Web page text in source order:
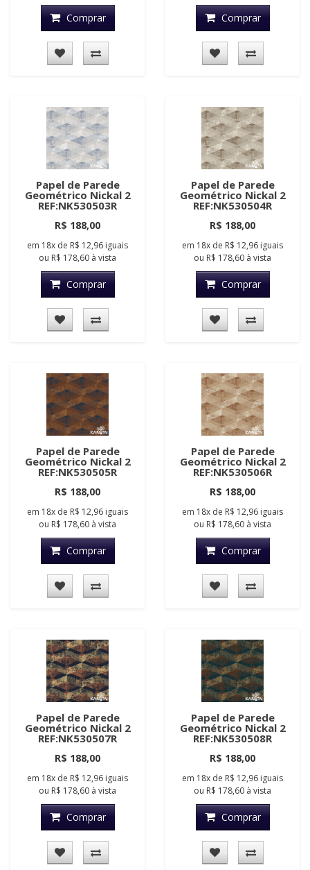
Comprar Comprar
Papel de Parede
Geométrico Nickal 2
REF:NK530503R
R$ 188,00
em 18x de R$ 12,96 iguais
ou R$ 178,60 à vista
Comprar
Papel de Parede
Geométrico Nickal 2
REF:NK530504R
R$ 188,00
em 18x de R$ 12,96 iguais
ou R$ 178,60 à vista
Comprar
Papel de Parede
Geométrico Nickal 2
REF:NK530505R
R$ 188,00
em 18x de R$ 12,96 iguais
ou R$ 178,60 à vista
Comprar
Papel de Parede
Geométrico Nickal 2
REF:NK530506R
R$ 188,00
em 18x de R$ 12,96 iguais
ou R$ 178,60 à vista
Comprar
Papel de Parede
Geométrico Nickal 2
REF:NK530507R
R$ 188,00
em 18x de R$ 12,96 iguais
ou R$ 178,60 à vista
Comprar
Papel de Parede
Geométrico Nickal 2
REF:NK530508R
R$ 188,00
em 18x de R$ 12,96 iguais
ou R$ 178,60 à vista
Comprar